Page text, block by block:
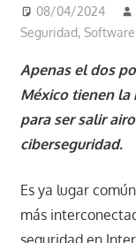
08/04/2024
Seguridad, Software
Apenas el dos
México tienen la
para ser salir
ciberseguridad.
Es ya lugar
más